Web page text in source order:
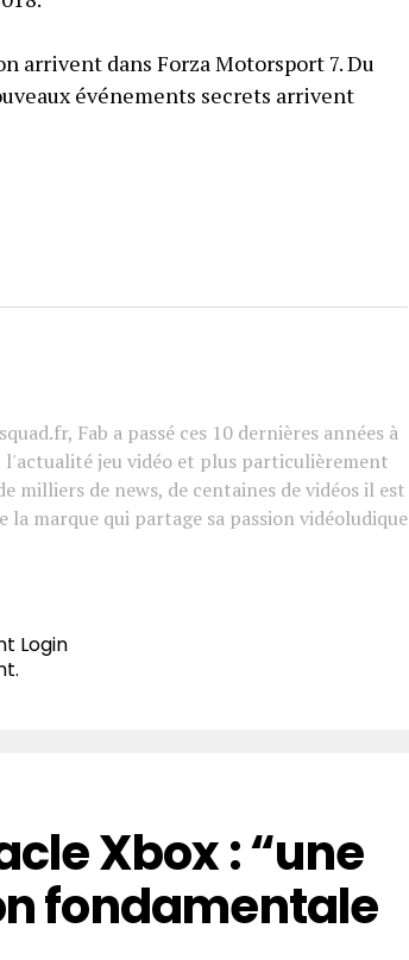
arrivent dans Forza Motorsport 7. Du
événements secrets arrivent
Fab a passé ces 10 dernières années à
jeu vidéo et plus particulièrement
milliers de news, de centaines de vidéos il est
la marque qui partage sa passion vidéoludique
Login
Xbox : “une
fondamentale